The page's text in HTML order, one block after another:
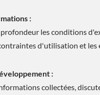
:
les conditions
d'utilisation et les
:
collectées,